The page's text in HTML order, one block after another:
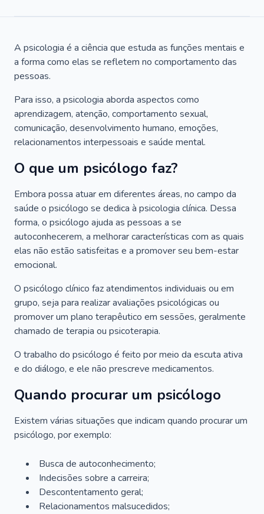
A psicologia é a ciência que estuda as funções mentais e
a forma como elas se refletem no comportamento das
pessoas.
Para isso, a psicologia aborda aspectos como
aprendizagem, atenção, comportamento sexual,
comunicação, desenvolvimento humano, emoções,
relacionamentos interpessoais e saúde mental.
O que um psicólogo faz?
Embora possa atuar em diferentes áreas, no campo da
saúde o psicólogo se dedica à psicologia clínica. Dessa
forma, o psicólogo ajuda as pessoas a se
autoconhecerem, a melhorar características com as quais
elas não estão satisfeitas e a promover seu bem-estar
emocional.
O psicólogo clínico faz atendimentos individuais ou em
grupo, seja para realizar avaliações psicológicas ou
promover um plano terapêutico em sessões, geralmente
chamado de terapia ou psicoterapia.
O trabalho do psicólogo é feito por meio da escuta ativa
e do diálogo, e ele não prescreve medicamentos.
Quando procurar um psicólogo
Existem várias situações que indicam quando procurar um
psicólogo, por exemplo:
Busca de autoconhecimento;
Indecisões sobre a carreira;
Descontentamento geral;
Relacionamentos malsucedidos;